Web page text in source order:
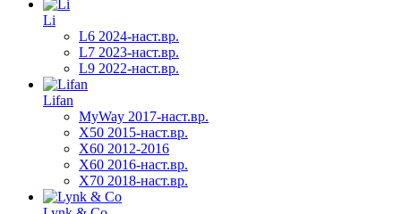
Li
L6 2024-наст.вр.
L7 2023-наст.вр.
L9 2022-наст.вр.
Lifan
MyWay 2017-наст.вр.
X50 2015-наст.вр.
X60 2012-2016
X60 2016-наст.вр.
X70 2018-наст.вр.